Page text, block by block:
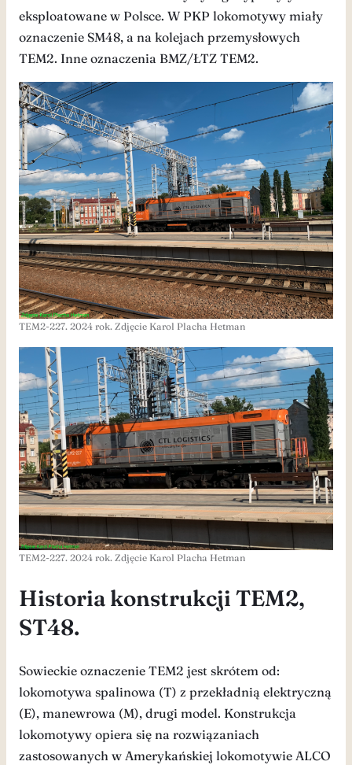
eksploatowane w Polsce. W PKP lokomotywy miały
oznaczenie SM48, a na kolejach przemysłowych
TEM2. Inne oznaczenia BMZ/ŁTZ TEM2.
TEM2-227. 2024 rok. Zdjęcie Karol Placha Hetman
TEM2-227. 2024 rok. Zdjęcie Karol Placha Hetman
Historia konstrukcji TEM2,
ST48.
Sowieckie oznaczenie TEM2 jest skrótem od:
lokomotywa spalinowa (T) z przekładnią elektryczną
(E), manewrowa (M), drugi model. Konstrukcja
lokomotywy opiera się na rozwiązaniach
zastosowanych w Amerykańskiej lokomotywie ALCO